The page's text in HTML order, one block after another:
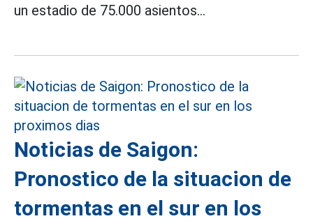
un estadio de 75.000 asientos...
Noticias de Saigon:
Pronostico de la situacion de
tormentas en el sur en los